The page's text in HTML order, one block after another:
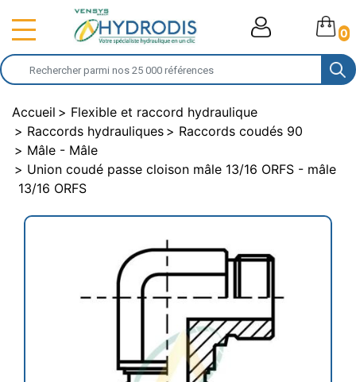
0
Accueil
Flexible et raccord hydraulique
Raccords hydrauliques
Raccords coudés 90
Mâle - Mâle
Union coudé passe cloison mâle 13/16 ORFS - mâle
13/16 ORFS